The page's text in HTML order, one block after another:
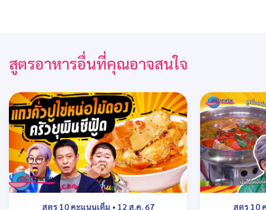
สูตรอาหารอื่นที่คุณอาจสนใจ
สูตร 10 คะแนนเต็ม • 12 ส.ค. 67 สูตร 10